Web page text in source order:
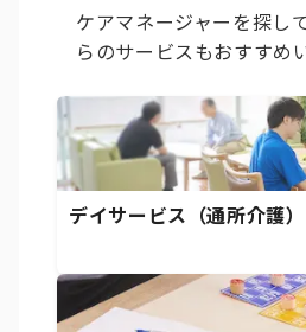
ケアマネージャーを探し
らのサービスもおすすめ
デイサービス（通所介護）